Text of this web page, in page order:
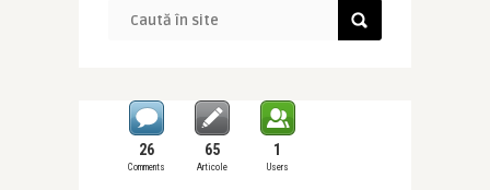
26
Comments
65
Articole
1
Users